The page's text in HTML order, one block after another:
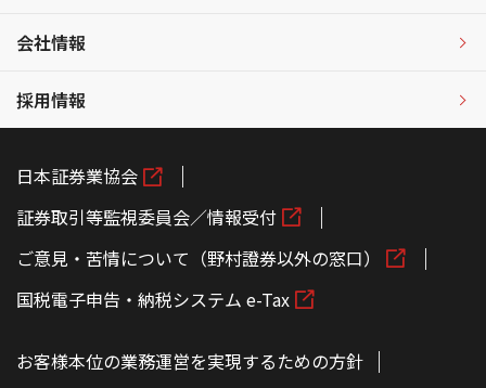
会社情報
採用情報
日本証券業協会
証券取引等監視委員会／情報受付
ご意見・苦情について（野村證券以外の窓口）
国税電子申告・納税システム e-Tax
お客様本位の業務運営を実現するための方針